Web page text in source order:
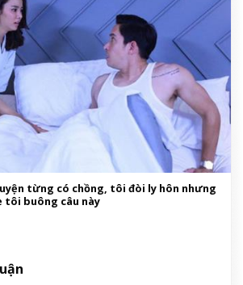
từng có chồng, tôi đòi ly hôn nhưng
tôi buông câu này